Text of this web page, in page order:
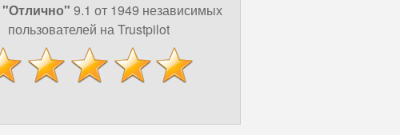
"Отлично" 9.1 от 1949 независимых
пользователей на Trustpilot